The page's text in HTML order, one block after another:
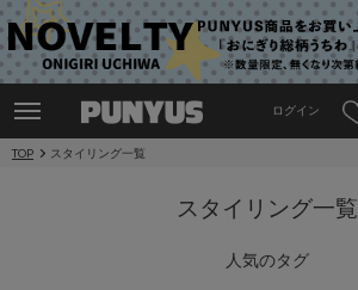
ログイン
TOP スタイリング一覧
スタイリング一覧
人気のタグ